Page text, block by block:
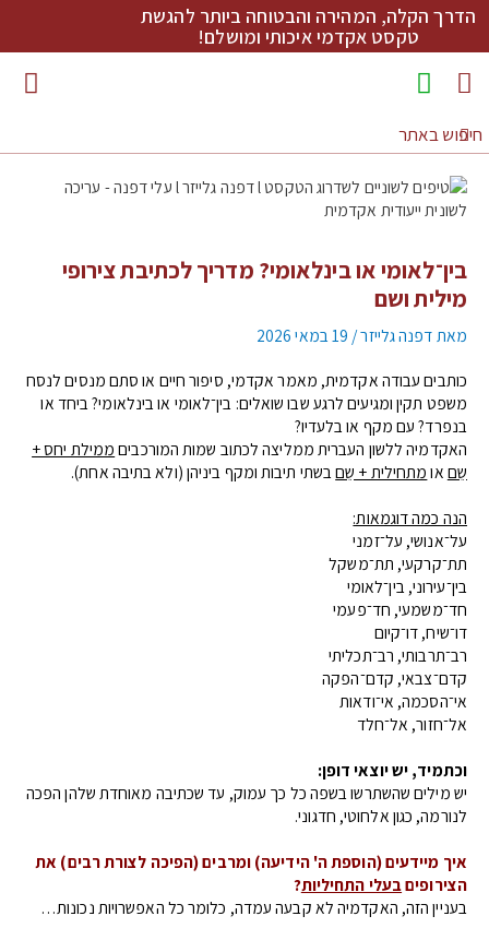
הדרך הקלה, המהירה והבטוחה ביותר להגשת
טקסט אקדמי איכותי ומושלם!
בין־לאומי או בינלאומי? מדריך לכתיבת צירופי
מילית ושם
מאת דפנה גלייזר/ 19 במאי 2026
כותבים עבודה אקדמית, מאמר אקדמי, סיפור חיים או סתם מנסים לנסח
משפט תקין ומגיעים לרגע שבו שואלים: בין־לאומי או בינלאומי? ביחד או
בנפרד? עם מקף או בלעדיו?
האקדמיה ללשון העברית ממליצה לכתוב שמות המורכבים ממילת יחס +
שֵם או מתחילית + שֵםבשתי תיבות ומקף ביניהן (ולא בתיבה אחת).
הנה כמה דוגמאות:
על־אנושי, על־זמני
תת־קרקעי, תת־משקל
בין־עירוני, בין־לאומי
חד־משמעי, חד־פעמי
דו־שיח, דו־קיום
רב־תרבותי, רב־תכליתי
קדם־צבאי, קדם־הפקה
אי־הסכמה, אי־ודאות
אל־חזור, אל־חלד
וכתמיד, יש יוצאי דופן:
יש מילים שהשתרשו בשפה כל כך עמוק, עד שכתיבה מאוחדת שלהן הפכה
לנורמה, כגון אלחוטי, חדגוני.
איך מיידעים (הוספת ה' הידיעה) ומרבים (הפיכה לצורת רבים) את
הצירופיםבעלי התחיליות?
בעניין הזה, האקדמיה לא קבעה עמדה, כלומר כל האפשרויות נכונות…